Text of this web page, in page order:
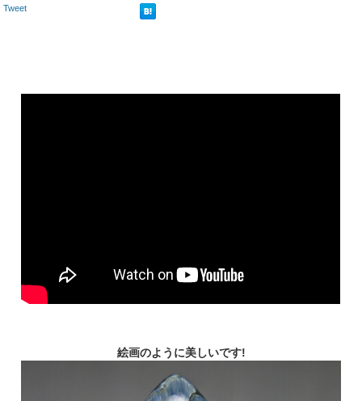
Tweet
絵画のように美しいです!